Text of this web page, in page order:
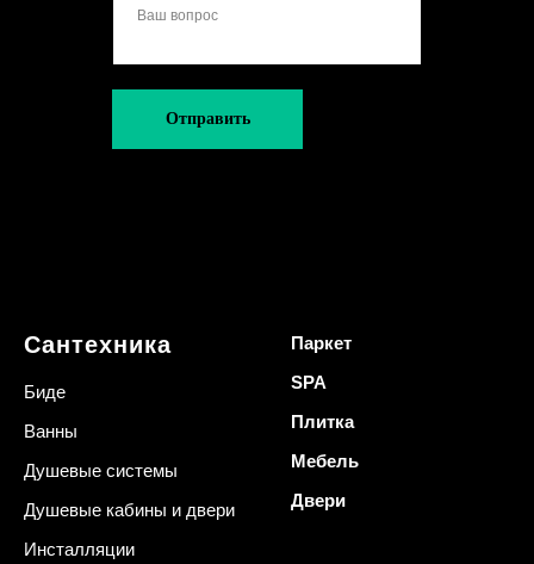
Отправить
Сантехника
Биде
Ванны
Душевые системы
Душевые кабины и двери
Инсталляции
Паркет
SPA
Плитка
Мебель
Двери